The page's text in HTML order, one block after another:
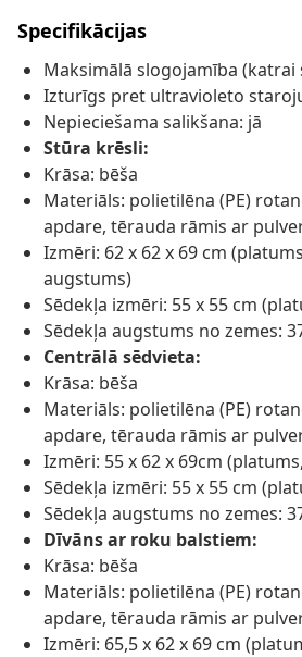
Specifikācijas
Maksimālā slogojamība (katrai
Izturīgs pret ultravioleto
Nepieciešama salikšana: jā
Stūra krēsli:
Krāsa: bēša
Materiāls: polietilēna (PE)
apdare, tērauda rāmis ar
Izmēri: 62 x 62 x 69 cm
augstums)
Sēdekļa izmēri: 55 x 55 cm
Sēdekļa augstums no zemes:
Centrālā sēdvieta:
Krāsa: bēša
Materiāls: polietilēna (PE)
apdare, tērauda rāmis ar
Izmēri: 55 x 62 x 69cm
Sēdekļa izmēri: 55 x 55 cm
Sēdekļa augstums no zemes:
Dīvāns ar roku balstiem:
Krāsa: bēša
Materiāls: polietilēna (PE)
apdare, tērauda rāmis ar
Izmēri: 65,5 x 62 x 69 cm